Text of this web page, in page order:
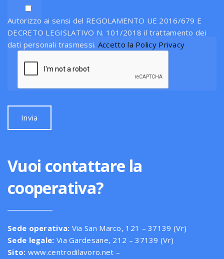
Autorizzo ai sensi del REGOLAMENTO UE 2016/679 E
DECRETO LEGISLATIVO N. 101/2018 il trattamento dei
dati personali trasmessi. Accetto la Policy Privacy
Vuoi contattare la
cooperativa?
Sede operativa: Via San Marco, 121 – 37139 (Vr)
Sede legale: Via Gardesane, 212 – 37139 (Vr)
Sito: www.centrodilavoro.net –